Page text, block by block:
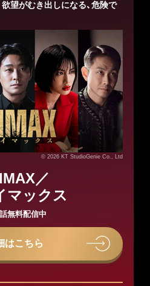
望がむき出しになる、危険で
© 2026 KT StudioGenie Co., Ltd
／
マックス
無料配信中
はこちら